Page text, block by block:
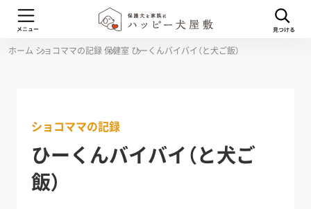
ホーム ショコママの記録保健室 ひーくんバイバイ（と犬ご飯）
ショコママの記録
ひーくんバイバイ（と犬ご
飯）